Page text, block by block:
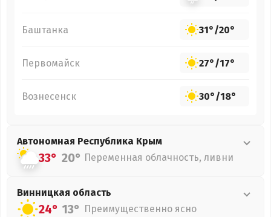
Баштанка 31°/20°
Первомайск 27°/17°
Вознесенск 30°/18°
Автономная Республика Крым
33° 20° Переменная облачность, ливни
Винницкая область
24° 13° Преимущественно ясно